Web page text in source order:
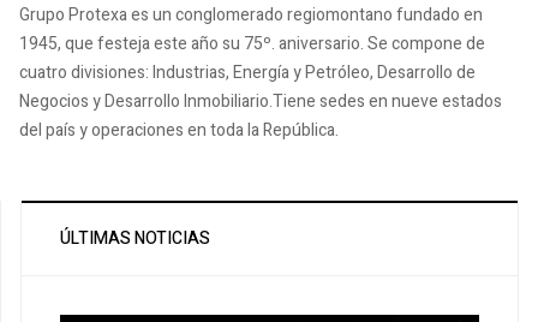
Grupo Protexa es un conglomerado regiomontano fundado en
1945, que festeja este año su 75º. aniversario. Se compone de
cuatro divisiones: Industrias, Energía y Petróleo, Desarrollo de
Negocios y Desarrollo Inmobiliario.Tiene sedes en nueve estados
del país y operaciones en toda la República.
ÚLTIMAS NOTICIAS